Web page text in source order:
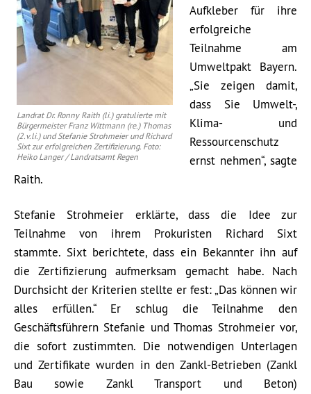
Landrat Dr. Ronny Raith (li.) gratulierte mit
Bürgermeister Franz Wittmann (re.) Thomas
(2.v.li.) und Stefanie Strohmeier und Richard
Sixt zur erfolgreichen Zertifizierung. Foto:
Heiko Langer / Landratsamt Regen
Aufkleber für ihre
erfolgreiche
Teilnahme am
Umweltpakt Bayern.
„Sie zeigen damit,
dass Sie Umwelt-,
Klima- und
Ressourcenschutz
ernst nehmen“, sagte
Raith.
Stefanie Strohmeier erklärte, dass die Idee zur
Teilnahme von ihrem Prokuristen Richard Sixt
stammte. Sixt berichtete, dass ein Bekannter ihn auf
die Zertifizierung aufmerksam gemacht habe. Nach
Durchsicht der Kriterien stellte er fest: „Das können wir
alles erfüllen.“ Er schlug die Teilnahme den
Geschäftsführern Stefanie und Thomas Strohmeier vor,
die sofort zustimmten. Die notwendigen Unterlagen
und Zertifikate wurden in den Zankl-Betrieben (Zankl
Bau sowie Zankl Transport und Beton)